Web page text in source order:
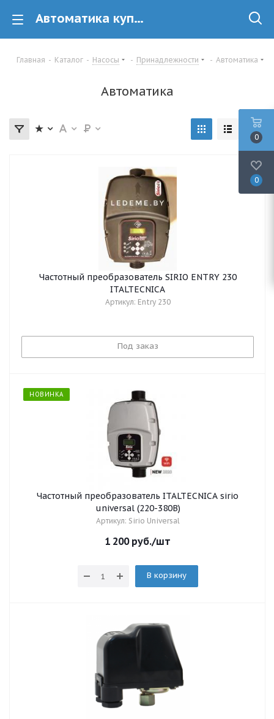
Автоматика купить в Минске
Главная - Каталог - Насосы - Принадлежности - Автоматика
Автоматика
Частотный преобразователь SIRIO ENTRY 230
ITALTECNICA
Артикул: Entry 230
Под заказ
НОВИНКА
Частотный преобразователь ITALTECNICA sirio
universal (220-380В)
Артикул: Sirio Universal
1 200руб./шт
В корзину
0
0